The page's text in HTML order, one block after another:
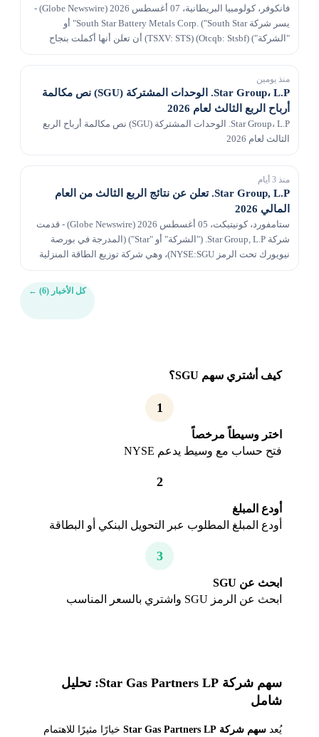
فانكوفر، كولومبيا البريطانية، 07 أغسطس 2026 (Globe Newswire) -
يسر شركة South Star Battery Metals Corp. ("South Star" أو
"الشركة") (TSXV: STS) (Otcqb: Stsbf) أن تعلن أنها أكملت بنجاح
منذ يومين
Star Group، L.P. الوحدات المشتركة (SGU) نص مكالمة
أرباح الربع الثالث لعام 2026
Star Group، L.P. الوحدات المشتركة (SGU) نص مكالمة أرباح الربع
الثالث لعام 2026
منذ 3 أيام
Star Group, L.P. تعلن عن نتائج الربع الثالث من العام
المالي 2026
ستامفورد، كونيتيكت، 05 أغسطس 2026 (Globe Newswire) - قدمت
شركة Star Group, L.P. ("الشركة" أو "Star") (المدرجة في بورصة
نيويورك تحت الرمز NYSE:SGU)، وهي شركة توزيع الطاقة المنزلية
كل الأخبار (6) ←
كيف أشتري سهم SGU؟
1
اختر وسيطاً مرخصاً
فتح حساب مع وسيط يدعم NYSE
2
أودع المبلغ
أودع المبلغ المطلوب عبر التحويل البنكي أو البطاقة
3
ابحث عن SGU
ابحث عن الرمز SGU واشتري بالسعر المناسب
سهم شركة Star Gas Partners LP: تحليل
شامل
يُعد سهم شركة Star Gas Partners LP
خيارًا مثيرًا للاهتمام